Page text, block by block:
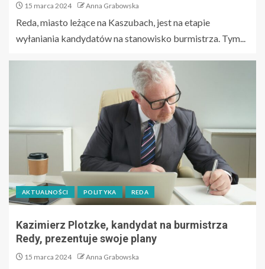
15 marca 2024 Anna Grabowska
Reda, miasto leżące na Kaszubach, jest na etapie
wyłaniania kandydatów na stanowisko burmistrza. Tym...
AKTUALNOŚCI POLITYKA REDA
Kazimierz Plotzke, kandydat na burmistrza
Redy, prezentuje swoje plany
15 marca 2024 Anna Grabowska